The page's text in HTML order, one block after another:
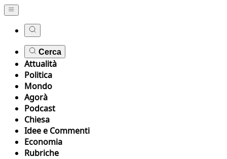
Cerca
Attualità
Politica
Mondo
Agorà
Podcast
Chiesa
Idee e Commenti
Economia
Rubriche